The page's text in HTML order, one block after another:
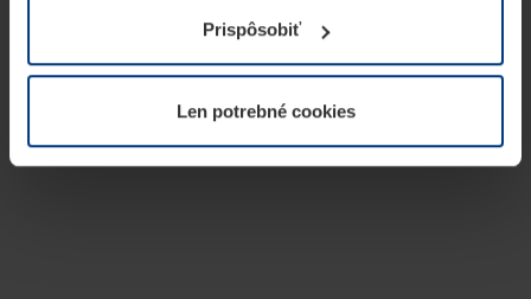
potrebujeme Vaše povolenie. Vaše povolenie môžete
kedykoľvek zmeniť alebo odvolať vo vysvetlení cookie
našej webovej stránky.
Prispôsobiť
Len potrebné cookies